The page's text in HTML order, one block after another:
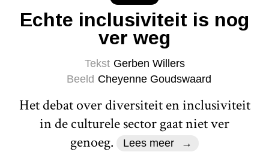
Echte inclusiviteit is nog
ver weg
Tekst Gerben Willers
Beeld Cheyenne Goudswaard
Het debat over diversiteit en inclusiviteit
in de culturele sector gaat niet ver
genoeg.
Lees meer